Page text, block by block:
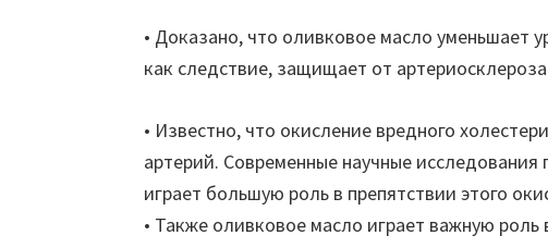
• Доказано, что оливковое масло уменьшает
как следствие, защищает от
• Известно, что окисление вредного
артерий. Современные научные
играет большую роль в препятствии этого
• Также оливковое масло играет важную роль